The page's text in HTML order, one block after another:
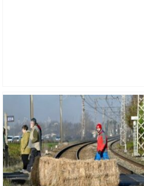
Bilan du marché du logement neuf :
une lueur d'espoir pour l'immobilier à
Toulouse ? – Actu.fr